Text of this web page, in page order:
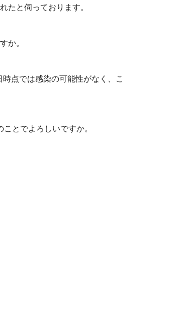
たと伺っております。
か。
点では感染の可能性がなく、こ
とでよろしいですか。